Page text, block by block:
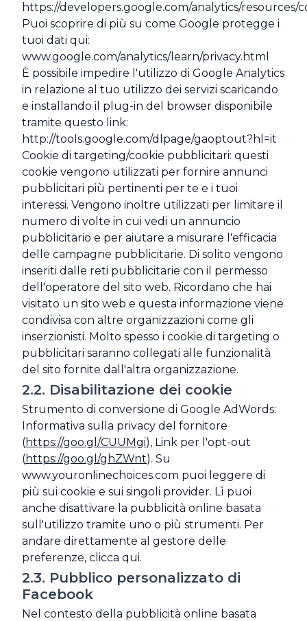
https://developers.google.com/analytics/resources/
Puoi scoprire di più su come Google protegge i
tuoi dati qui:
www.google.com/analytics/learn/privacy.html
È possibile impedire l'utilizzo di Google Analytics
in relazione al tuo utilizzo dei servizi scaricando
e installando il plug-in del browser disponibile
tramite questo link:
http://tools.google.com/dlpage/gaoptout?hl=it
Cookie di targeting/cookie pubblicitari: questi
cookie vengono utilizzati per fornire annunci
pubblicitari più pertinenti per te e i tuoi
interessi. Vengono inoltre utilizzati per limitare il
numero di volte in cui vedi un annuncio
pubblicitario e per aiutare a misurare l'efficacia
delle campagne pubblicitarie. Di solito vengono
inseriti dalle reti pubblicitarie con il permesso
dell'operatore del sito web. Ricordano che hai
visitato un sito web e questa informazione viene
condivisa con altre organizzazioni come gli
inserzionisti. Molto spesso i cookie di targeting o
pubblicitari saranno collegati alle funzionalità
del sito fornite dall'altra organizzazione.
2.2. Disabilitazione dei cookie
Strumento di conversione di Google AdWords:
Informativa sulla privacy del fornitore
(https://goo.gl/CUUMgi), Link per l'opt-out
(https://goo.gl/ghZWnt). Su
www.youronlinechoices.com puoi leggere di
più sui cookie e sui singoli provider. Lì puoi
anche disattivare la pubblicità online basata
sull'utilizzo tramite uno o più strumenti. Per
andare direttamente al gestore delle
preferenze, clicca qui.
2.3. Pubblico personalizzato di
Facebook
Nel contesto della pubblicità online basata